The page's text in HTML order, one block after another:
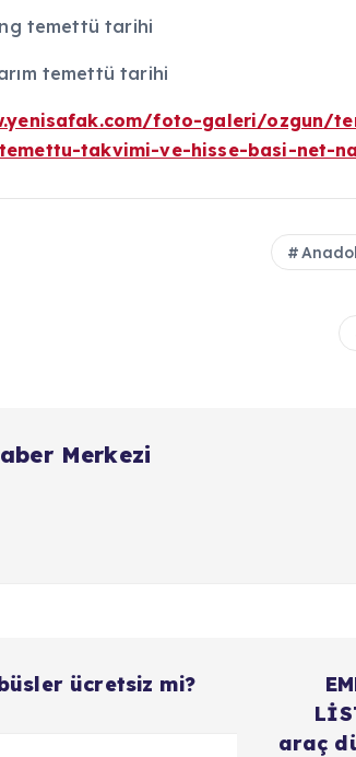
temettü tarihi
temettü tarihi
foto-galeri/ozgun/
takvimi-ve-hisse-basi-net-
Merkezi
ücretsiz mi?
araç